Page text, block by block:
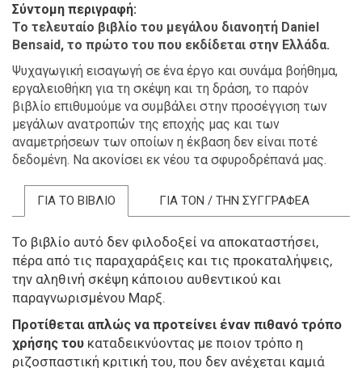
Σύντομη περιγραφή
Το τελευταίο βιβλίο του μεγάλου διανοητή Daniel
Bensaid, το πρώτο του που εκδίδεται στην Ελλάδα.
Ψυχαγωγική εισαγωγή σε ένα έργο και συνάμα βοήθημα,
εργαλειοθήκη για τη σκέψη και τη δράση, το παρόν
βιβλίο επιθυμούμε να συμβάλει στην προσέγγιση των
μεγάλων ανατροπών της εποχής μας και των
αναμετρήσεων των οποίων η έκβαση δεν είναι ποτέ
δεδομένη. Να ακονίσει εκ νέου τα σφυροδρέπανά μας.
ΓΙΑ ΤΟ ΒΙΒΛΙΟ ΓΙΑ ΤΟΝ / ΤΗΝ ΣΥΓΓΡΑΦΕΑ
Το βιβλίο αυτό δεν φιλοδοξεί να αποκαταστήσει,
πέρα από τις παραχαράξεις και τις προκαταλήψεις,
την αληθινή σκέψη κάποιου αυθεντικού και
παραγνωρισμένου Μαρξ.
Προτίθεται απλώς να προτείνει έναν πιθανό τρόπο
χρήσης του καταδεικνύοντας με ποιον τρόπο η
ριζοσπαστική κριτική του, που δεν ανέχεται καμιά